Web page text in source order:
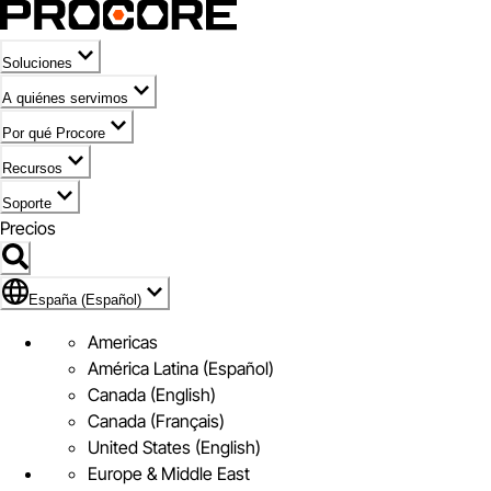
Soluciones
A quiénes servimos
Por qué Procore
Recursos
Soporte
Precios
Icono de marca de España (Español)
España (Español)
Americas
América Latina (Español)
Canada (English)
Canada (Français)
United States (English)
Europe & Middle East